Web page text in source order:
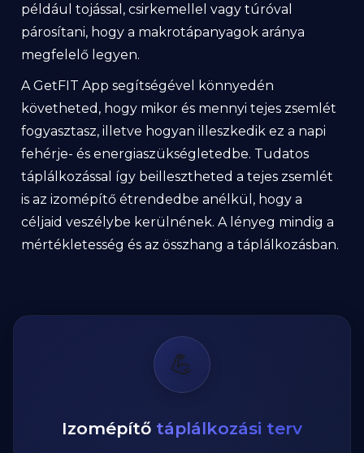
például tojással, csirkemellel vagy túróval
párosítani, hogy a makrotápanyagok aránya
megfelelő legyen.
A GetFIT App segítségével könnyedén
követheted, hogy mikor és mennyi tejes zsemlét
fogyasztasz, illetve hogyan illeszkedik ez a napi
fehérje- és energiaszükségletedbe. Tudatos
táplálkozással így beillesztheted a tejes zsemlét
is az izomépítő étrendedbe anélkül, hogy a
céljaid veszélybe kerülnének. A lényeg mindig a
mértékletesség és az összhang a táplálkozásban.
💪
Izomépítő táplálkozási terv